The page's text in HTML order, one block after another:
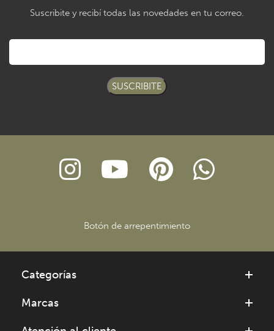
Suscribite y recibí todas las novedades en tu correo.
SUSCRIBITE
Botón de arrepentimiento
Categorías
Marcas